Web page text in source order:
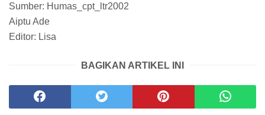
Sumber: Humas_cpt_ltr2002
Aiptu Ade
Editor: Lisa
BAGIKAN ARTIKEL INI